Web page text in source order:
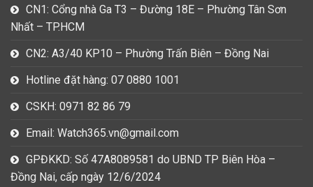
CN1: Cổng nhà Ga T3 – Đường 18E – Phường Tân Sơn
Nhất – TP.HCM
CN2: A3/40 KP10 – Phường Trấn Biên – Đồng Nai
Hotline đặt hàng: 07 0880 1001
CSKH: 0971 82 86 79
Email: Watch365.vn@gmail.com
GPĐKKD: Số 47A8089581 do UBND TP Biên Hòa –
Đồng Nai, cấp ngày 12/6/2024